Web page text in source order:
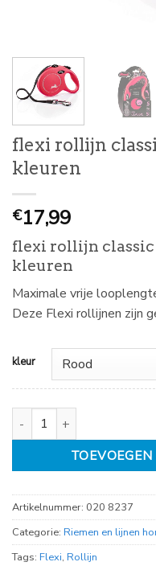
flexi rollijn
kleuren
€17,99
flexi rollijn classic
kleuren
Maximale vrije
Deze Flexi rollijnen zijn
kleur
flexi rollijn classic TAPE
Artikelnummer: 020 8237
Categorie: Riemen en lijnen
Tags: Flexi, Rollijn